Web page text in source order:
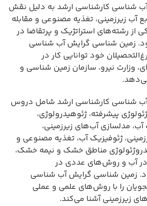
شناسی کارشناسی ارشد به دلیل نقش
آب زیرزمینی، تغذیه مصنوعی و مقابله
از رشته‌های استراتژیک و پرتقاضا در
زمین شناسی گرایش آب شناسی
خود توانایی کار در
وزارت نیرو، سازمان زمین شناسی و
شناسی کارشناسی ارشد شامل دروس
پیشرفته، ژئوهیدرولوژی،
مدلسازی آب‌های زیرزمینی،
ژئوفیزیک آب، تغذیه مصنوعی و
مناطق خشک و نیمه خشک،
آب و روش‌های عددی در
زمین شناسی گرایش آب شناسی
را با روش‌های علمی و عملی
زیرزمینی آشنا می‌کند.